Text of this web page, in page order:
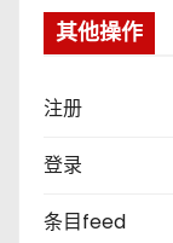
其他操作
注册
登录
条目feed